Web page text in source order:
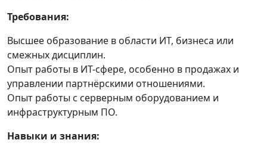
Требования:
Высшее образование в области ИТ, бизнеса или
смежных дисциплин.
Опыт работы в ИТ-сфере, особенно в продажах и
управлении партнёрскими отношениями.
Опыт работы с серверным оборудованием и
инфраструктурным ПО.
Навыки и знания: